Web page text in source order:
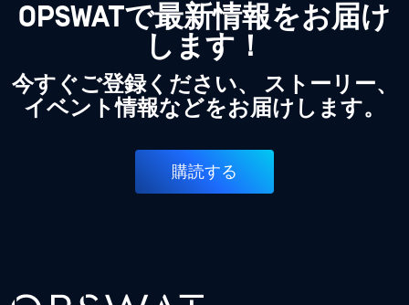
OPSWATで最新情報をお届け
します！
今すぐご登録ください、 ストーリー、
イベント情報などをお届けします。
購読する